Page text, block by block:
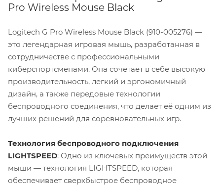
Pro Wireless Mouse Black
Logitech G Pro Wireless Mouse Black (910-005276) —
это легендарная игровая мышь, разработанная в
сотрудничестве с профессиональными
киберспортсменами. Она сочетает в себе высокую
производительность, легкий и эргономичный
дизайн, а также передовые технологии
беспроводного соединения, что делает её одним из
лучших решений для соревновательных игр.
Технология беспроводного подключения
LIGHTSPEED: Одно из ключевых преимуществ этой
мыши — технология LIGHTSPEED, которая
обеспечивает сверхбыстрое беспроводное